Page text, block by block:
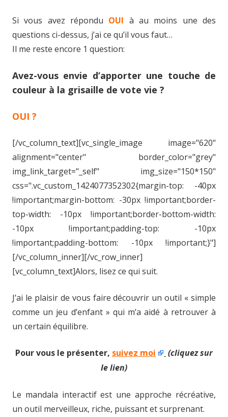
Si vous avez répondu OUI à au moins une des
questions ci-dessus, j’ai ce qu’il vous faut…
Il me reste encore 1 question:
Avez-vous envie d’apporter une touche de
couleur à la grisaille de vote vie ?
OUI ?
[/vc_column_text][vc_single_image image="620"
alignment="center" border_color="grey"
img_link_target="_self" img_size="150*150"
css=".vc_custom_1424077352302{margin-top: -40px
!important;margin-bottom: -30px !important;border-
top-width: -10px !important;border-bottom-width:
-10px !important;padding-top: -10px
!important;padding-bottom: -10px !important;}"]
[/vc_column_inner][/vc_row_inner]
[vc_column_text]Alors, lisez ce qui suit.
J’ai le plaisir de vous faire découvrir un outil « simple
comme un jeu d’enfant » qui m’a aidé à retrouver à
un certain équilibre.
Pour vous le présenter, suivez moi
(cliquez sur
le lien)
Le mandala interactif est une approche récréative,
un outil merveilleux, riche, puissant et surprenant.